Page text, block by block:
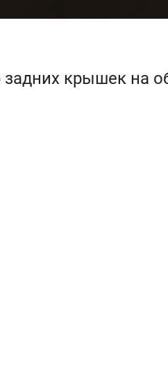
задних крышек на